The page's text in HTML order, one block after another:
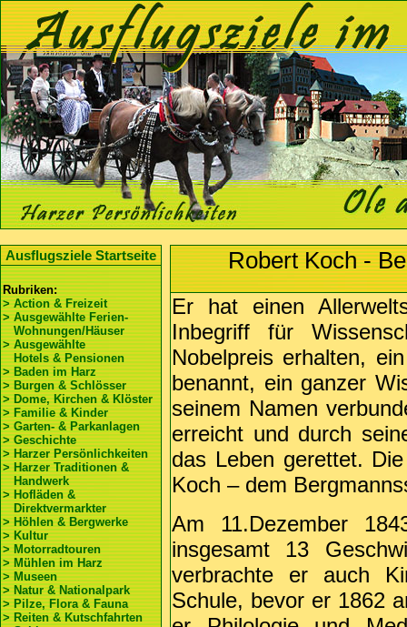
Ausflugsziele Startseite
Rubriken:
> Action & Freizeit
> Ausgewählte Ferien-
Wohnungen/Häuser
> Ausgewählte
Hotels & Pensionen
> Baden im Harz
> Burgen & Schlösser
> Dome, Kirchen & Klöster
> Familie & Kinder
> Garten- & Parkanlagen
> Geschichte
> Harzer Persönlichkeiten
> Harzer Traditionen &
Handwerk
> Hofläden &
Direktvermarkter
> Höhlen & Bergwerke
> Kultur
> Motorradtouren
> Mühlen im Harz
> Museen
> Natur & Nationalpark
> Pilze, Flora & Fauna
> Reiten & Kutschfahrten
Robert Koch -
Er hat einen
Inbegriff für
Nobelpreis erhalten,
benannt, ein ganzer
seinem Namen
erreicht und durch
das Leben gerettet.
Koch – dem
Am 11.Dezember
insgesamt 13
verbrachte er auch
Schule, bevor er 1862